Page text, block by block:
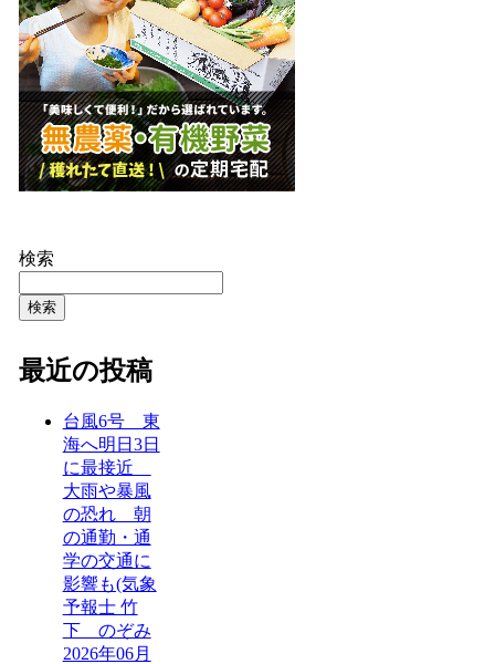
検索
検索
最近の投稿
台風6号 東
海へ明日3日
に最接近
大雨や暴風
の恐れ 朝
の通勤・通
学の交通に
影響も(気象
予報士 竹
下 のぞみ
2026年06月